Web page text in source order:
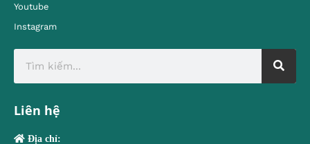
Youtube
Instagram
Liên hệ
Địa chỉ: